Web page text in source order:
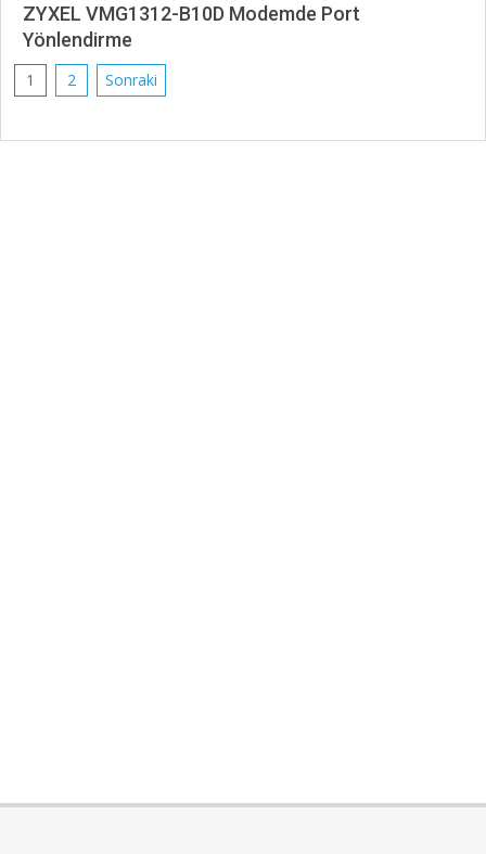
ZYXEL VMG1312-B10D Modemde Port
Yönlendirme
2025-
04-
Yazı
1 2 Sonraki